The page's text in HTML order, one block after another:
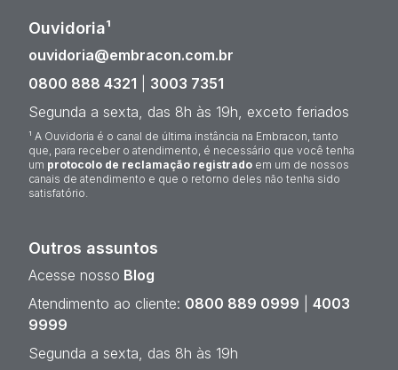
Ouvidoria¹
ouvidoria@embracon.com.br
0800 888 4321
3003 7351
Segunda a sexta, das 8h às 19h, exceto feriados
¹ A Ouvidoria é o canal de última instância na Embracon, tanto
que, para receber o atendimento, é necessário que você tenha
um protocolo de reclamação registrado em um de nossos
canais de atendimento e que o retorno deles não tenha sido
satisfatório.
Outros assuntos
Acesse nosso Blog
Atendimento ao cliente: 0800 889 0999
4003
9999
Segunda a sexta, das 8h às 19h